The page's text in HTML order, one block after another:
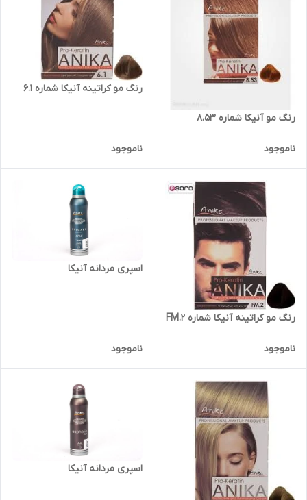
رنگ مو آنیکا شماره 8.53
ناموجود
رنگ مو کراتینه آنیکا شماره 6.1
ناموجود
رنگ مو کراتینه آنیکا شماره FM.2
ناموجود
اسپری مردانه آنیکا
ناموجود
اسپری مردانه آنیکا